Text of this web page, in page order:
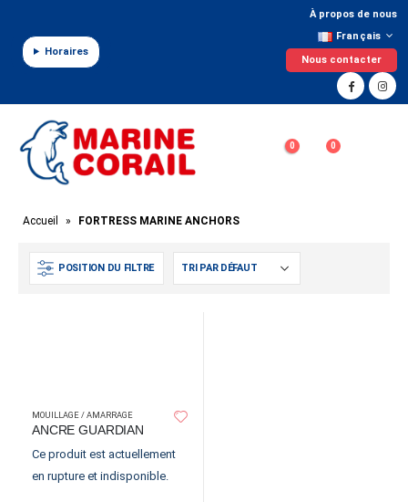
Horaires
À propos de nous
Français
Nous contacter
0 0
Accueil » FORTRESS MARINE ANCHORS
POSITION DU FILTRE
MOUILLAGE / AMARRAGE
ANCRE GUARDIAN
Ce produit est actuellement
en rupture et indisponible.